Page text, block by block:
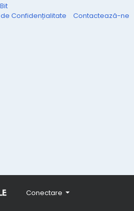
Conectare
Confidențialitate Contactează-ne